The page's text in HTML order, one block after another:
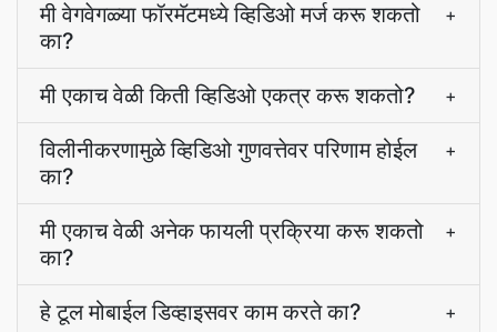
मी वेगवेगळ्या फॉरमॅटमध्ये व्हिडिओ मर्ज करू शकतो
का?
+
मी एकाच वेळी किती व्हिडिओ एकत्र करू शकतो? +
विलीनीकरणामुळे व्हिडिओ गुणवत्तेवर परिणाम होईल
का?
+
मी एकाच वेळी अनेक फायली प्रक्रिया करू शकतो
का?
+
हे टूल मोबाईल डिव्हाइसवर काम करते का? +